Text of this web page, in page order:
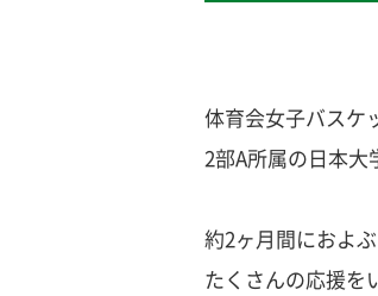
体育会女子バスケ
2部A所属の日本大
約2ヶ月間におよ
たくさんの応援を